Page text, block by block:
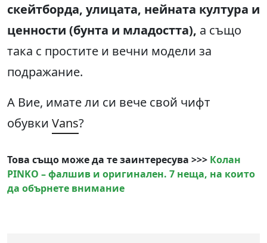
скейтборда, улицата, нейната култура и
ценности (бунта и младостта), а също
така с простите и вечни модели за
подражание.
А Вие, имате ли си вече свой чифт
обувки Vans?
Това също може да те заинтересува >>> Колан
PINKO – фалшив и оригинален. 7 неща, на които
да обърнете внимание